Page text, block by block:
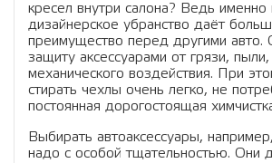
кресел внутри салона? Ведь
дизайнерское убранство даёт
преимущество перед другими авто.
защиту аксессуарами от грязи, пыли,
механического воздействия. При
стирать чехлы очень легко, не
постоянная дорогостоящая
Выбирать автоаксессуары,
надо с особой тщательностью. Они